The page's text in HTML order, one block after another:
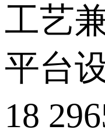
工艺
平台
18